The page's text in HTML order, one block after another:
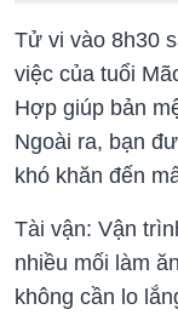
Tử vi vào 8h30
việc của tuổi
Hợp giúp bản
Ngoài ra, bạn
khó khăn đến
Tài vận: Vận
nhiều mối làm
không cần lo